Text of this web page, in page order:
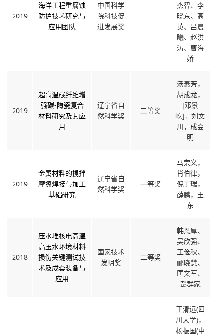
2019
海洋工程重腐蚀
防护技术研究与
应用团队
中国科学
院科技促
进发展奖
杰智、李
晓东、高
英、吕晨
曦、赵洪
涛、曹海
娇
2019
超高温碳纤维增
强碳-陶瓷复合
材料研究及其应
用
辽宁省自
然科学奖
二等奖
汤素芳，
胡成龙，
[邓景
屹]，刘文
川，成会
明
2019
金属材料的搅拌
摩擦焊接与加工
基础研究
辽宁省自
然科学奖
一等奖
马宗义，
肖伯律，
倪丁瑞，
薛鹏，王
东
2018
压水堆核电高温
高压水环境材料
损伤关键测试技
术及成套装备与
应用
国家技术
发明奖
二等奖
韩恩厚、
吴欣强、
王俭秋、
郦晓慧、
匡文军、
彭群家
王清远(四
川大学)，
杨振国(中